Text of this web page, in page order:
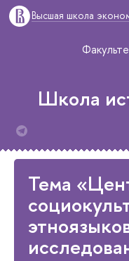
Высшая школа
Школа
Тема